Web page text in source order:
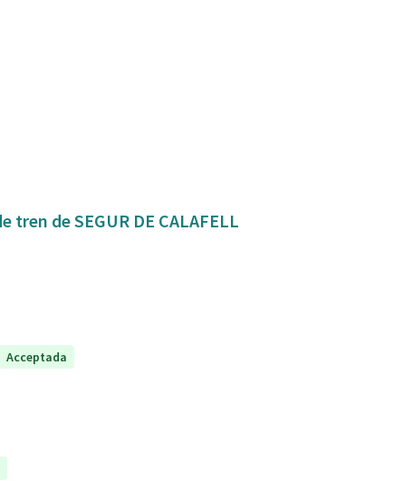
Mejora de la conexión y seguridad de la estación de tren de SEGUR DE CALAFELL
Acceptada